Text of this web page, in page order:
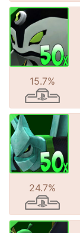
15.7%
24.7%